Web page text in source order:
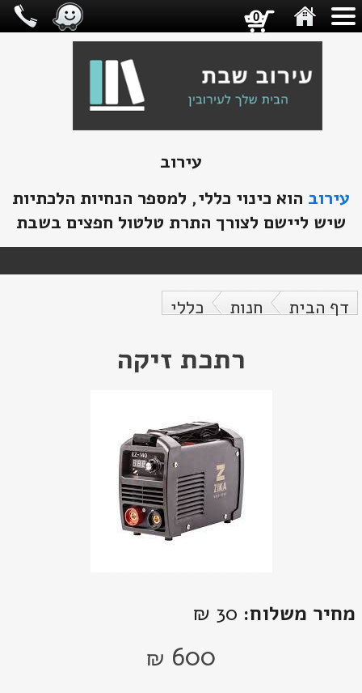
עירוב
עירוב הוא כינוי כללי, למספר הנחיות הלכתיות
שיש ליישם לצורך התרת טלטול חפצים בשבת
דף הבית חנות כללי
רתכת זיקה
מחיר משלוח: 30 ₪
600
₪
0